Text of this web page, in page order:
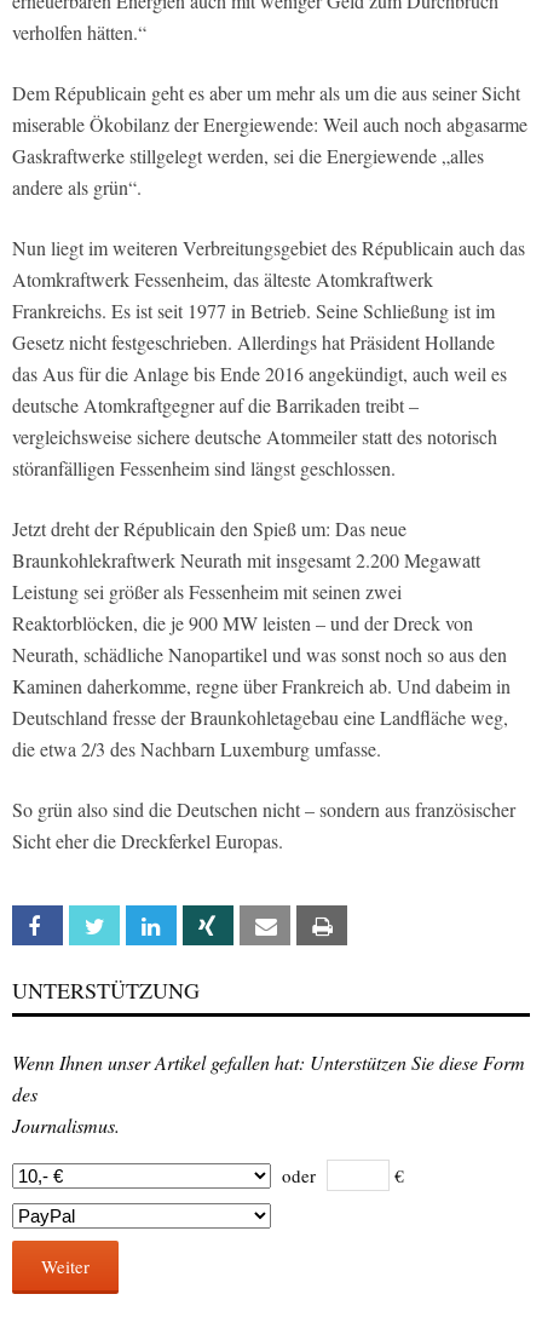
verholfen hätten.“
Dem Républicain geht es aber um mehr als um die aus seiner Sicht
miserable Ökobilanz der Energiewende: Weil auch noch abgasarme
Gaskraftwerke stillgelegt werden, sei die Energiewende „alles
andere als grün“.
Nun liegt im weiteren Verbreitungsgebiet des Républicain auch das
Atomkraftwerk Fessenheim, das älteste Atomkraftwerk
Frankreichs. Es ist seit 1977 in Betrieb. Seine Schließung ist im
Gesetz nicht festgeschrieben. Allerdings hat Präsident Hollande
das Aus für die Anlage bis Ende 2016 angekündigt, auch weil es
deutsche Atomkraftgegner auf die Barrikaden treibt –
vergleichsweise sichere deutsche Atommeiler statt des notorisch
störanfälligen Fessenheim sind längst geschlossen.
Jetzt dreht der Républicain den Spieß um: Das neue
Braunkohlekraftwerk Neurath mit insgesamt 2.200 Megawatt
Leistung sei größer als Fessenheim mit seinen zwei
Reaktorblöcken, die je 900 MW leisten – und der Dreck von
Neurath, schädliche Nanopartikel und was sonst noch so aus den
Kaminen daherkomme, regne über Frankreich ab. Und dabeim in
Deutschland fresse der Braunkohletagebau eine Landfläche weg,
die etwa 2/3 des Nachbarn Luxemburg umfasse.
So grün also sind die Deutschen nicht – sondern aus französischer
Sicht eher die Dreckferkel Europas.
Facebook Twitter Linkedin Xing Email
UNTERSTÜTZUNG
Wenn Ihnen unser Artikel gefallen hat: Unterstützen Sie diese Form
des
Journalismus.
oder €
Weiter